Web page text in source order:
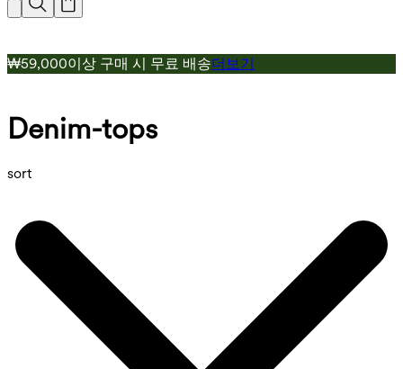
₩59,000이상 구매 시 무료 배송더보기
Denim-tops
sort